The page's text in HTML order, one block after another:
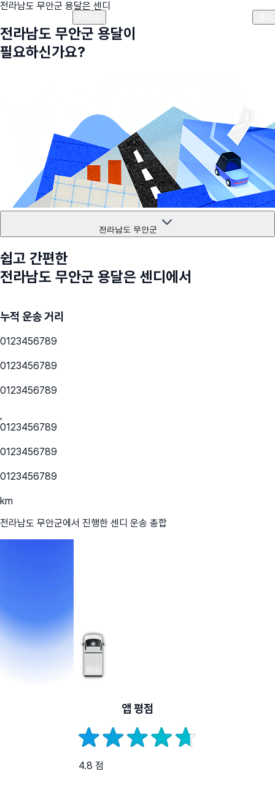
전라남도 무안군 용달은 센디
전라남도 무안군 용달이
필요하신가요?
전라남도 무안군
쉽고 간편한
전라남도 무안군 용달은 센디에서
누적 운송 거리
0123456789
0123456789
0123456789
,
0123456789
0123456789
0123456789
km
전라남도 무안군에서 진행한 센디 운송 총합
앱 평점
4.8 점